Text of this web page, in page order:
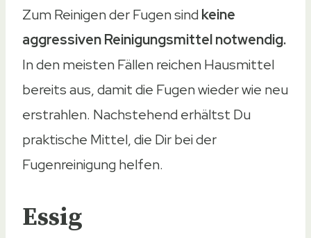
Zum Reinigen der Fugen sindkeine
aggressiven Reinigungsmittel notwendig.
In den meisten Fällen reichen Hausmittel
bereits aus, damit die Fugen wieder wie neu
erstrahlen. Nachstehend erhältst Du
praktische Mittel, die Dir bei der
Fugenreinigung helfen.
Essig